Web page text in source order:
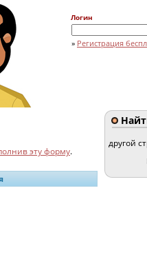
Логин
» Регистрация
эту форму.
другой